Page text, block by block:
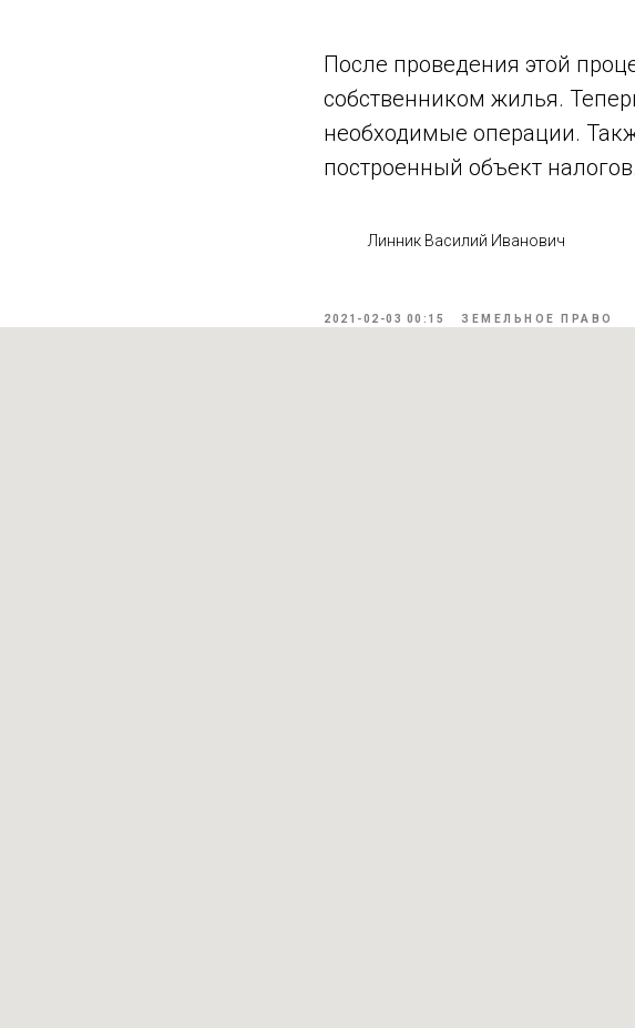
После проведения этой
собственником жилья.
необходимые операции.
построенный объект налогов.
Линник Василий Иванович
2021-02-03 00:15 ЗЕМЕЛЬНОЕ ПРАВО